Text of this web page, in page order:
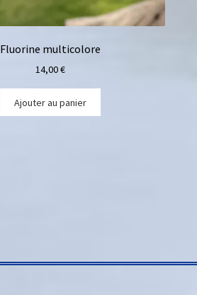
Fluorine multicolore
14,00€
Ajouter au panier